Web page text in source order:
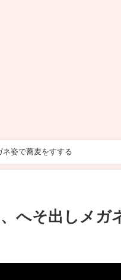
ネ姿で蕎麦をすする
へそ出しメガ